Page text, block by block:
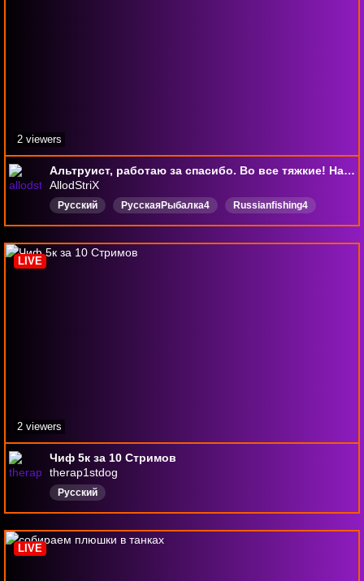
Альтруист, работаю за спасибо. Во все тяжкие! На износ!!!
AllodStriX
Русский РусскаяРыбалка4
Russianfishing4
LastEpoch
миртанков
GenerationZero
LastEpoch
2 viewers
Чиф 5к за 10 Стримов
therap1stdog
Русский
LIVE
2 viewers
LIVE